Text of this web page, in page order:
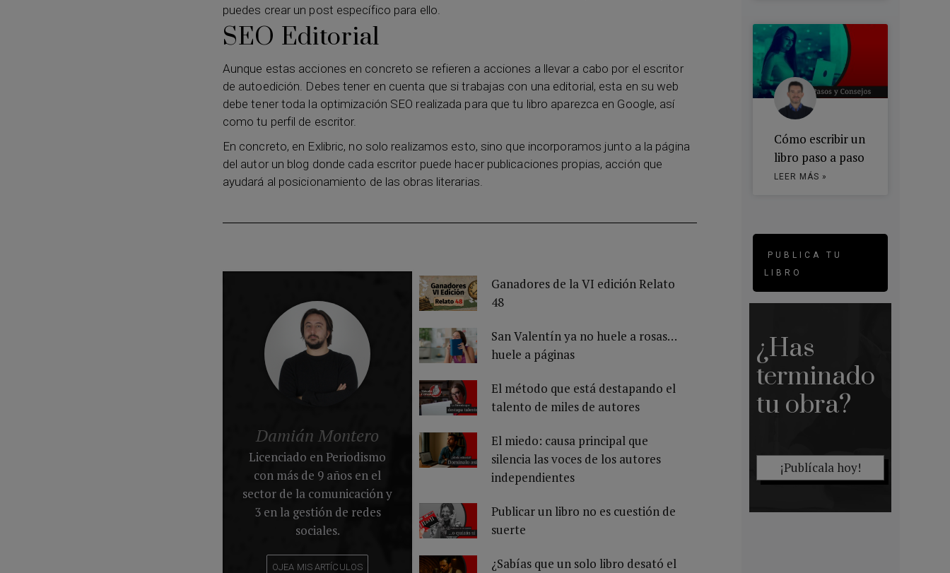
puedes crear un post específico para ello.
SEO Editorial
Aunque estas acciones en concreto se refieren a acciones a llevar a cabo por el escritor
de autoedición. Debes tener en cuenta que si trabajas con una editorial, esta en su web
debe tener toda la optimización SEO realizada para que tu libro aparezca en Google, así
como tu perfil de escritor.
En concreto, en Exlibric, no solo realizamos esto, sino que incorporamos junto a la página
del autor un blog donde cada escritor puede hacer publicaciones propias, acción que
ayudará al posicionamiento de las obras literarias.
Damián Montero
Licenciado en Periodismo
con más de 9 años en el
sector de la comunicación y
3 en la gestión de redes
sociales.
OJEA MIS ARTÍCULOS
Ganadores de la VI edición Relato
48
San Valentín ya no huele a rosas…
huele a páginas
El método que está destapando el
talento de miles de autores
El miedo: causa principal que
silencia las voces de los autores
independientes
Publicar un libro no es cuestión de
suerte
¿Sabías que un solo libro desató el
Cómo escribir un
libro paso a paso
LEER MÁS »
PUBLICA TU
LIBRO
¿Has
terminado
tu obra?
¡Publícala hoy!